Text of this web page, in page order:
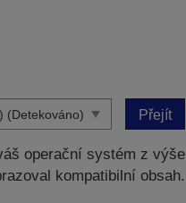
Přejít
operační systém z výše
kompatibilní obsah.